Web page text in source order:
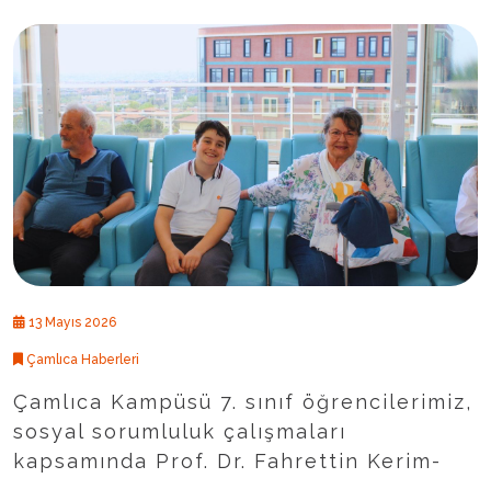
13 Mayıs 2026
Çamlıca Haberleri
Çamlıca Kampüsü 7. sınıf öğrencilerimiz,
sosyal sorumluluk çalışmaları
kapsamında Prof. Dr. Fahrettin Kerim-